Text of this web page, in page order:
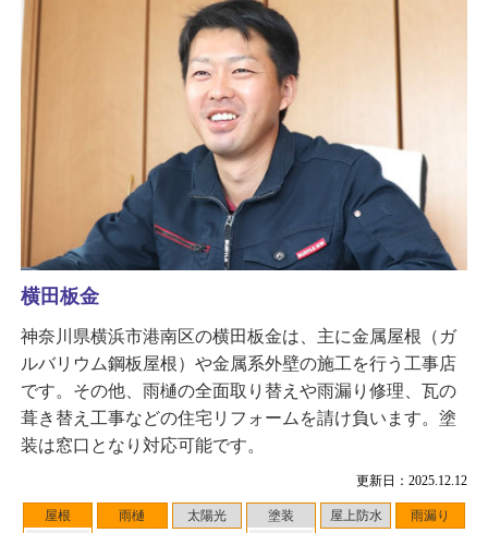
更新日：2025.12.12
屋根
雨樋 太陽光
塗装
屋上防水 雨漏り
横田板金
神奈川県横浜市港南区の横田板金は、主に金属屋根（ガ
ルバリウム鋼板屋根）や金属系外壁の施工を行う工事店
です。その他、雨樋の全面取り替えや雨漏り修理、瓦の
葺き替え工事などの住宅リフォームを請け負います。塗
装は窓口となり対応可能です。